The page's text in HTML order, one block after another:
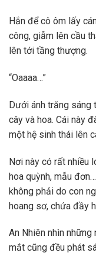
Hắn để cô ôm lấy
công, giẫm lên cầu
lên tới tầng thượng.
“Oaaaa…”
Dưới ánh trăng sáng
cây và hoa. Cái này
một hệ sinh thái lên
Nơi này có rất nhiều
hoa quỳnh, mẫu
không phải do con
hoang sơ, chứa đầy
An Nhiên nhìn
mắt cũng đều phát